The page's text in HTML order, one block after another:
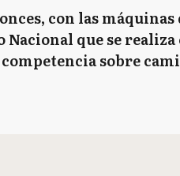
con las
que se
competencia sobre